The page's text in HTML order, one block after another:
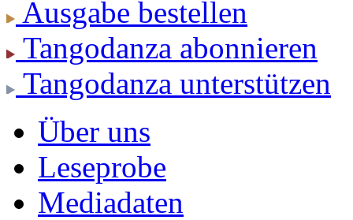
Ausgabe bestellen
Tangodanza abonnieren
Tangodanza unterstützen
Über uns
Leseprobe
Mediadaten